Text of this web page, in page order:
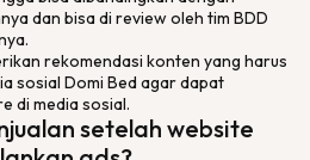
dan bisa di review oleh tim BDD
rekomendasi konten yang harus
sosial Domi Bed agar dapat
di media sosial.
setelahwebsite